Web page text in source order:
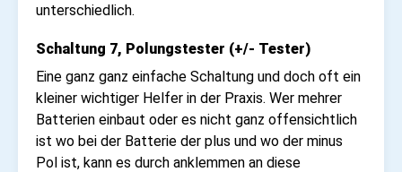
unterschiedlich.
Schaltung 7, Polungstester (+/- Tester)
Eine ganz ganz einfache Schaltung und doch oft ein
kleiner wichtiger Helfer in der Praxis. Wer mehrer
Batterien einbaut oder es nicht ganz offensichtlich
ist wo bei der Batterie der plus und wo der minus
Pol ist, kann es durch anklemmen an diese